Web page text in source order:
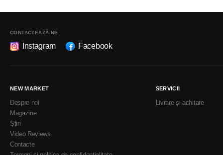
CONTACTEAZĂ-NE
Instagram Facebook
NEW MARKET
Despre noi
Magazine
Știri
Video Reviews
Contacte
SERVICII
Livrare și achitare